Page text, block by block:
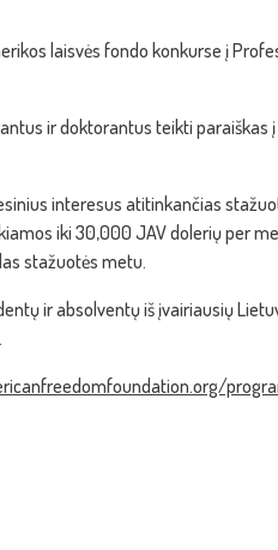
laisvės fondo konkurse į
ir doktorantus teikti paraiškas
interesus atitinkančias
iki 30,000 JAV dolerių per
stažuotės metu.
ir absolventų iš įvairiausių